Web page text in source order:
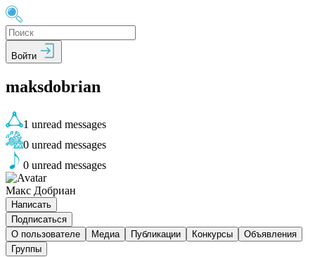
Войти
maksdobrian
1 unread messages
0 unread messages
0 unread messages
Макс Добриан
Написать
Подписаться
О пользователе
Медиа Публикации Конкурсы
Объявления
Группы